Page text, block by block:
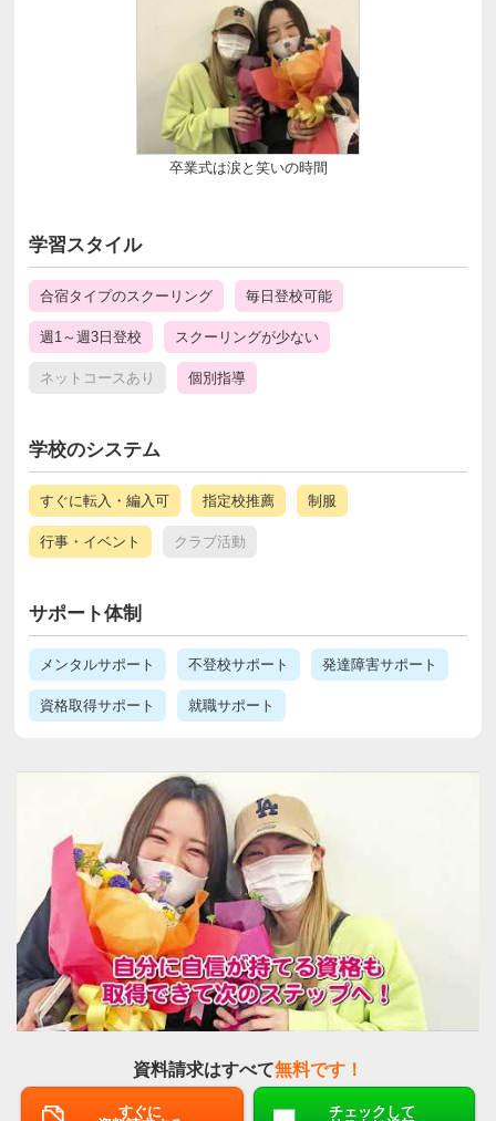
卒業式は涙と笑いの時間
学習スタイル
合宿タイプのスクーリング 毎日登校可能
週1～週3日登校 スクーリングが少ない
ネットコースあり 個別指導
学校のシステム
すぐに転入・編入可 指定校推薦 制服
行事・イベント クラブ活動
サポート体制
メンタルサポート 不登校サポート 発達障害サポート
資格取得サポート 就職サポート
資料請求はすべて無料です！
すぐに
チェックして